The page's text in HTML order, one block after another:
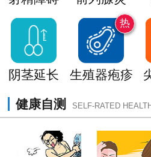
阴茎延长
热
生殖器疱疹
健康自测 SELF-RATED HEALTH